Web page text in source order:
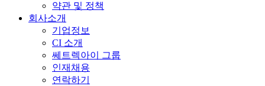
약관 및 정책
회사소개
기업정보
CI 소개
쎄트렉아이 그룹
인재채용
연락하기